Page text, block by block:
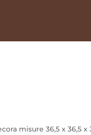
misure 36,5 x 36,5 x